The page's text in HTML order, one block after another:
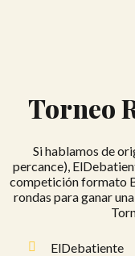
Torneo
Si hablamos de
percance),
competición formato
rondas para ganar
ElDebatiente